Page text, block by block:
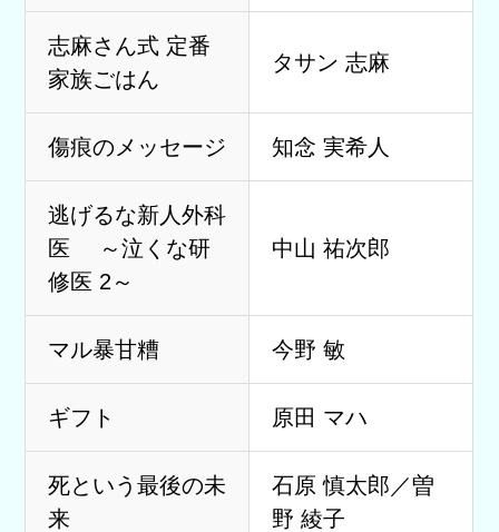
志麻さん式 定番
家族ごはん
タサン 志麻
傷痕のメッセージ 知念 実希人
逃げるな新人外科
医 ～泣くな研
修医 2～
中山 祐次郎
マル暴甘糟 今野 敏
ギフト 原田 マハ
死という最後の未
来
石原 慎太郎／曽
野 綾子